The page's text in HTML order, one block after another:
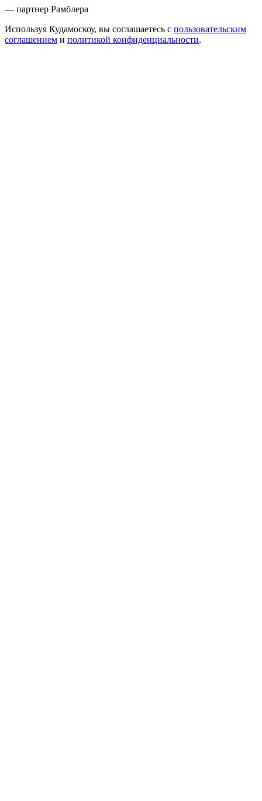
— партнер Рамблера
Используя Кудамоскоу, вы соглашаетесь с пользовательским
соглашением и политикой конфиденциальности.